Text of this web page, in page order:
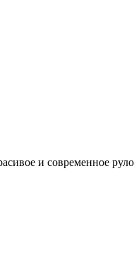
и современное